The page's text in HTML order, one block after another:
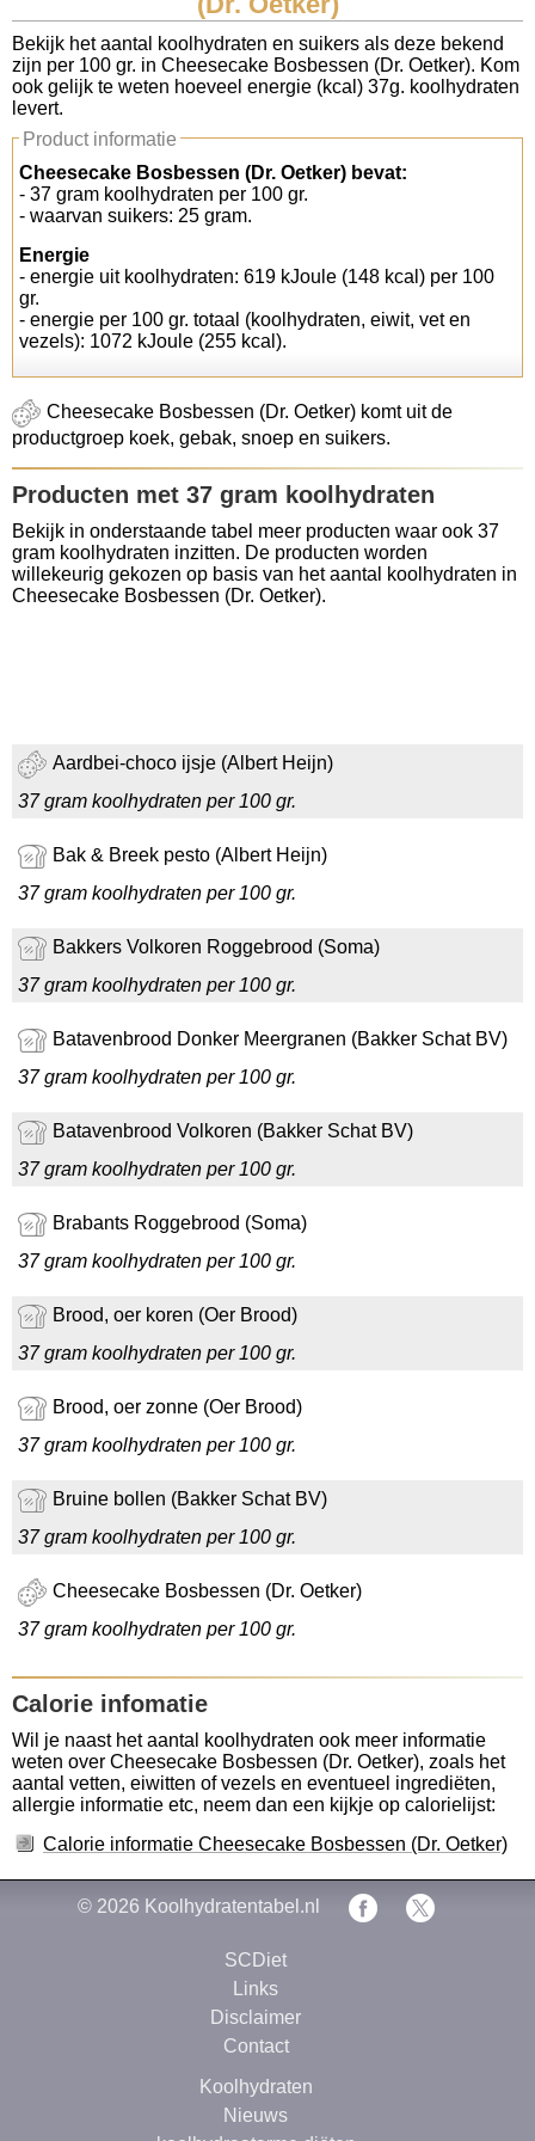
Koolhydraten tellen
Links
Bekijk het aantal koolhydraten en suikers als deze bekend
zijn per 100 gr. in Cheesecake Bosbessen (Dr. Oetker). Kom
ook gelijk te weten hoeveel energie (kcal) 37g. koolhydraten
levert.
Product informatie
Cheesecake Bosbessen (Dr. Oetker) bevat:
- 37 gram koolhydraten per 100 gr.
- waarvan suikers: 25 gram.
Energie
- energie uit koolhydraten: 619 kJoule (148 kcal) per 100
gr.
- energie per 100 gr. totaal (koolhydraten, eiwit, vet en
vezels): 1072 kJoule (255 kcal).
Cheesecake Bosbessen (Dr. Oetker) komt uit de
productgroep koek, gebak, snoep en suikers.
Producten met 37 gram koolhydraten
Bekijk in onderstaande tabel meer producten waar ook 37
gram koolhydraten inzitten. De producten worden
willekeurig gekozen op basis van het aantal koolhydraten in
Cheesecake Bosbessen (Dr. Oetker).
Aardbei-choco ijsje (Albert Heijn)
37 gram koolhydraten per 100 gr.
Bak & Breek pesto (Albert Heijn)
37 gram koolhydraten per 100 gr.
Bakkers Volkoren Roggebrood (Soma)
37 gram koolhydraten per 100 gr.
Batavenbrood Donker Meergranen (Bakker Schat BV)
37 gram koolhydraten per 100 gr.
Batavenbrood Volkoren (Bakker Schat BV)
37 gram koolhydraten per 100 gr.
Brabants Roggebrood (Soma)
37 gram koolhydraten per 100 gr.
Brood, oer koren (Oer Brood)
37 gram koolhydraten per 100 gr.
Brood, oer zonne (Oer Brood)
37 gram koolhydraten per 100 gr.
Bruine bollen (Bakker Schat BV)
37 gram koolhydraten per 100 gr.
Cheesecake Bosbessen (Dr. Oetker)
37 gram koolhydraten per 100 gr.
Calorie infomatie
Wil je naast het aantal koolhydraten ook meer informatie
weten over Cheesecake Bosbessen (Dr. Oetker), zoals het
aantal vetten, eiwitten of vezels en eventueel ingrediëten,
allergie informatie etc, neem dan een kijkje op calorielijst:
Calorie informatie Cheesecake Bosbessen (Dr. Oetker)
© 2026 Koolhydratentabel.nl
SCDiet
Links
Disclaimer
Contact
Koolhydraten
Nieuws